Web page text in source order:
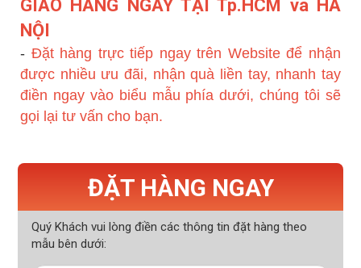
GIAO HÀNG NGAY TẠI Tp.HCM và HÀ
NỘI
- Đặt hàng trực tiếp ngay trên Website để nhận
được nhiều ưu đãi, nhận quà liền tay, nhanh tay
điền ngay vào biểu mẫu phía dưới, chúng tôi sẽ
gọi lại tư vấn cho bạn.
ĐẶT HÀNG NGAY
Quý Khách vui lòng điền các thông tin đặt hàng theo
mẫu bên dưới: